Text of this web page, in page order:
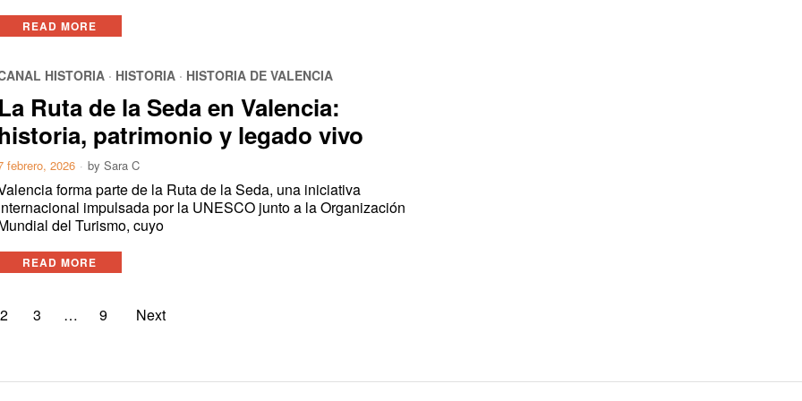
READ MORE
HISTORIA · HISTORIA · HISTORIA DE VALENCIA
Ruta de la Seda en Valencia:
patrimonio y legado vivo
febrero, 2026 bySara C
forma parte de la Ruta de la Seda, una iniciativa
impulsada por la UNESCO junto a la Organización
del Turismo, cuyo
READ MORE
2 3 … 9 Next